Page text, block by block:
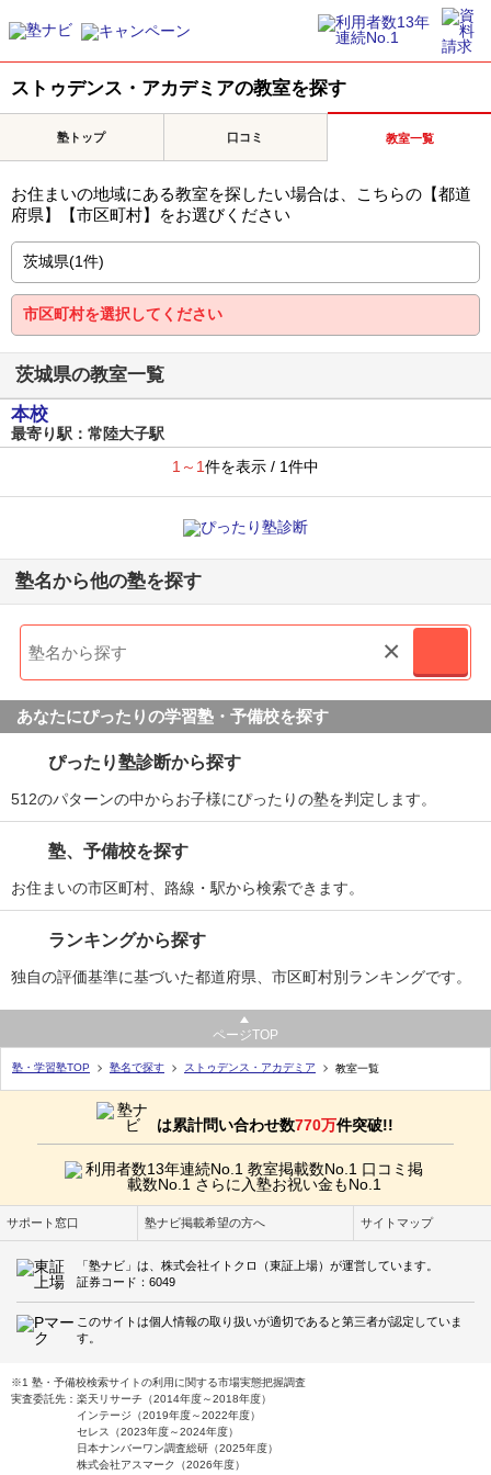
ストゥデンス・アカデミアの教室を探す
塾トップ 口コミ 教室一覧
お住まいの地域にある教室を探したい場合は、こちらの【都道
府県】【市区町村】をお選びください
茨城県の教室一覧
本校
最寄り駅：常陸大子駅
1～1件を表示 / 1件中
塾名から他の塾を探す
×
あなたにぴったりの学習塾・予備校を探す
ぴったり塾診断から探す
512のパターンの中からお子様にぴったりの塾を判定します。
塾、予備校を探す
お住まいの市区町村、路線・駅から検索できます。
ランキングから探す
独自の評価基準に基づいた都道府県、市区町村別ランキングです。
ページTOP
塾・学習塾TOP 塾名で探す ストゥデンス・アカデミア 教室一覧
は累計問い合わせ数770万件突破!!
サポート窓口 塾ナビ掲載希望の方へ サイトマップ
「塾ナビ」は、株式会社イトクロ（東証上場）が運営しています。
証券コード：6049
このサイトは個人情報の取り扱いが適切であると第三者が認定していま
す。
※1 塾・予備校検索サイトの利用に関する市場実態把握調査
実査委託先：楽天リサーチ（2014年度～2018年度）
インテージ（2019年度～2022年度）
セレス（2023年度～2024年度）
日本ナンバーワン調査総研（2025年度）
株式会社アスマーク（2026年度）